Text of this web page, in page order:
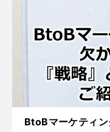
BtoBマーケティ